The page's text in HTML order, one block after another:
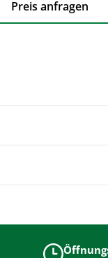
Preis anfragen